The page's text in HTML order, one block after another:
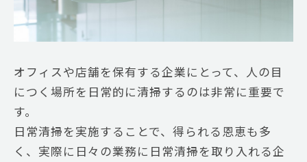
オフィスや店舗を保有する企業にとって、人の目
につく場所を日常的に清掃するのは非常に重要で
す。
日常清掃を実施することで、得られる恩恵も多
く、実際に日々の業務に日常清掃を取り入れる企